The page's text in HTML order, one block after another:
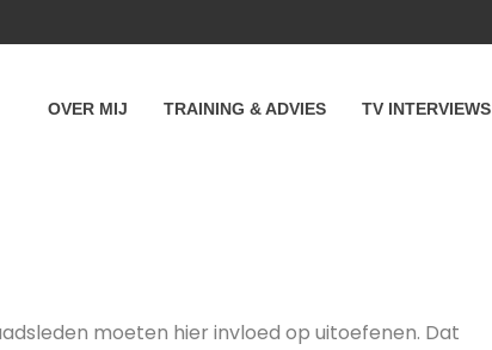
OVER MIJ TRAINING & ADVIES TV INTERVIEWS
moeten hier invloed op uitoefenen. Dat